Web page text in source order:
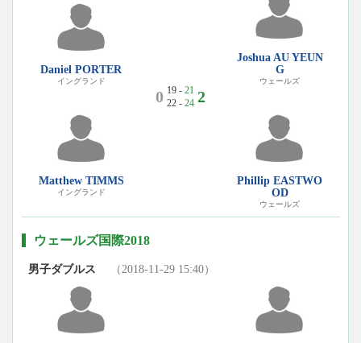
Daniel PORTER
イングランド
Matthew TIMMS
イングランド
0 19 - 21
22 - 24 2
Joshua AU YEUN
G
ウェールズ
Phillip EASTWO
OD
ウェールズ
ウェールズ国際2018
男子ダブルス （2018-11-29 15:40）